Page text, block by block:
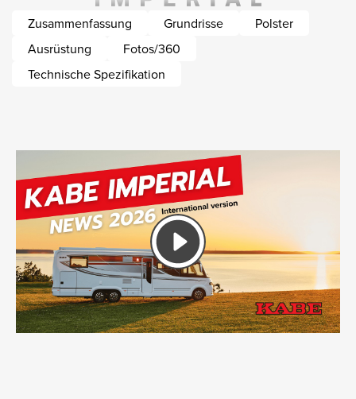
Zusammenfassung Grundrisse
Polster
Ausrüstung
Fotos/360
Technische Spezifikation